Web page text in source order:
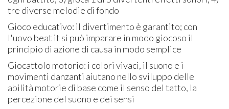
tre diverse melodie di fondo
Gioco educativo: il divertimento è garantito; con
l'uovo beat it si può imparare in modo giocoso il
principio di azione di causa in modo semplice
Giocattolo motorio: i colori vivaci, il suono e i
movimenti danzanti aiutano nello sviluppo delle
abilità motorie di base come il senso del tatto, la
percezione del suono e dei sensi